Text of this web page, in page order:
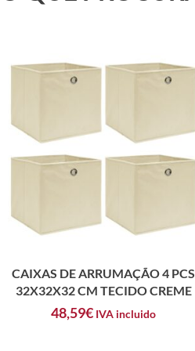
CAIXAS DE ARRUMAÇÃO 4 PCS
32X32X32 CM TECIDO CREME
48,59€ IVA incluido